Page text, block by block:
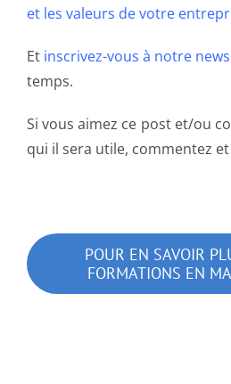
et les valeurs de votre
Et inscrivez-vous à notre
temps.
Si vous aimez ce post et/ou
qui il sera utile, commentez
POUR EN SAVOIR
FORMATIONS EN